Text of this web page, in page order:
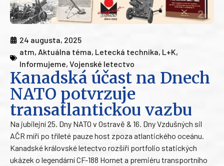
24 augusta, 2025
atm, Aktuálna téma, Letecká technika, L+K,
Informujeme, Vojenské letectvo
Kanadská účast na Dnech
NATO potvrzuje
transatlantickou vazbu
Na jubilejní 25. Dny NATO v Ostravě & 16. Dny Vzdušných sil
AČR míří po tříleté pauze host zpoza atlantického oceánu.
Kanadské královské letectvo rozšíří portfolio statických
ukázek o legendární CF-188 Hornet a premiéru transportního